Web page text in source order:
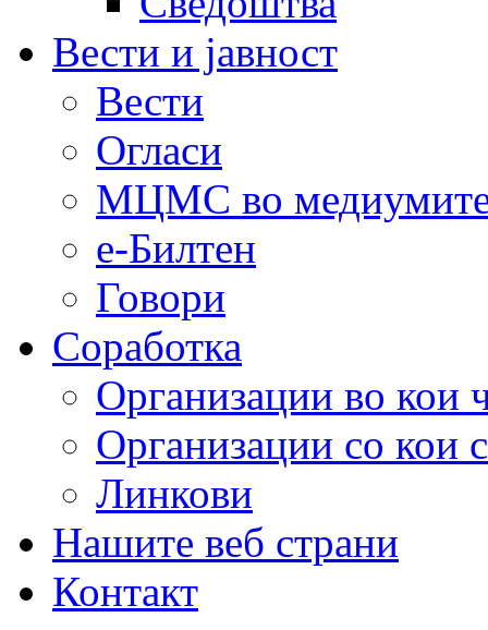
Вести и јавност
Вести
Огласи
МЦМС во
е-Билтен
Говори
Соработка
Организации во кои
Организации со кои
Линкови
Нашите веб страни
Контакт